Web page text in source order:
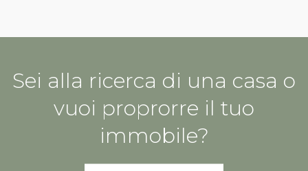
Sei alla ricerca di una casa o
vuoi proprorre il tuo
immobile?